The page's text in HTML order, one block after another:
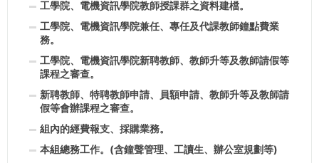
工學院、電機資訊學院教師授課群之資料建檔。
工學院、電機資訊學院兼任、專任及代課教師鐘點費業
務。
工學院、電機資訊學院新聘教師、教師升等及教師請假等
課程之審查。
新聘教師、特聘教師申請、員額申請、教師升等及教師請
假等會辦課程之審查。
組內的經費報支、採購業務。
本組總務工作。(含鐘聲管理、工讀生、辦公室規劃等)